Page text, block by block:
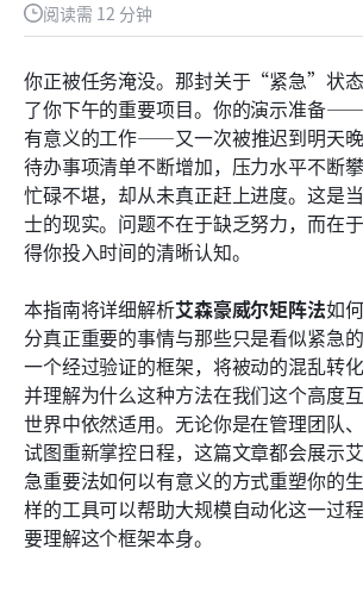
阅读需 12 分钟
你正被任务淹没。那封关于“紧急”状
了你下午的重要项目。你的演示准备
有意义的工作——又一次被推迟到明天
待办事项清单不断增加，压力水平不断
忙碌不堪，却从未真正赶上进度。这是
士的现实。问题不在于缺乏努力，而在
得你投入时间的清晰认知。
本指南将详细解析艾森豪威尔矩阵法如
分真正重要的事情与那些只是看似紧急
一个经过验证的框架，将被动的混乱转
并理解为什么这种方法在我们这个高度
世界中依然适用。无论你是在管理团队
试图重新掌控日程，这篇文章都会展示
急重要法如何以有意义的方式重塑你的
样的工具可以帮助大规模自动化这一过
要理解这个框架本身。
艾森豪威尔矩阵法的四个象限解析
如何区分紧急任务和重要任务
在 Lark 中实施艾森豪威尔矩阵：一
程工具
不同行业角色的艾森豪威尔矩阵示例
使用艾森豪威尔矩阵时的五个时间管
任务优先级的未来：超越艾森豪矩阵
结论
常见问题
相关阅读